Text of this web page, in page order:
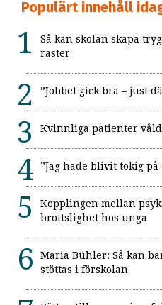
Populärt innehåll
Så kan skolan skapa
raster
”Jobbet gick bra – just
Kvinnliga patienter
”Jag hade blivit tokig
Kopplingen mellan
brottslighet hos unga
Maria Bühler: Så kan
stöttas i förskolan